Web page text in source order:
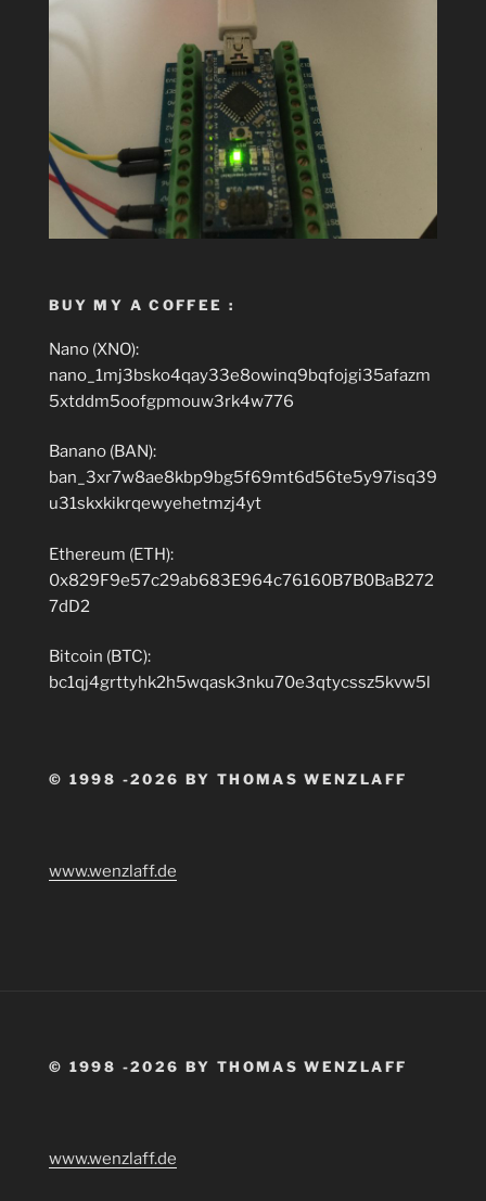
BUY MY A COFFEE :
Nano (XNO):
nano_1mj3bsko4qay33e8owinq9bqfojgi35afazm
5xtddm5oofgpmouw3rk4w776
Banano (BAN):
ban_3xr7w8ae8kbp9bg5f69mt6d56te5y97isq39
u31skxkikrqewyehetmzj4yt
Ethereum (ETH):
0x829F9e57c29ab683E964c76160B7B0BaB272
7dD2
Bitcoin (BTC):
bc1qj4grttyhk2h5wqask3nku70e3qtycssz5kvw5l
© 1998 -2026 BY THOMAS WENZLAFF
www.wenzlaff.de
© 1998 -2026 BY THOMAS WENZLAFF
www.wenzlaff.de